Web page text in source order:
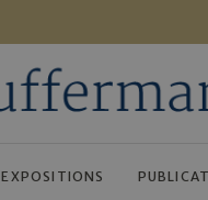
EXPOSITIONS